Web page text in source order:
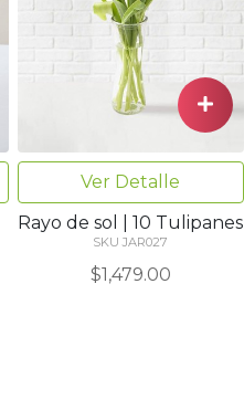
Ver Detalle
Rayo de sol | 10 Tulipanes
SKU JAR027
$1,479.00